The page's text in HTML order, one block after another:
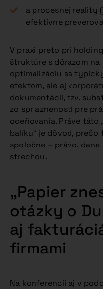
a procesnej reality
efektívne
V praxi preto pri
štruktúre s dôrazom
optimalizáciu sa
efektom, ale aj
dokumentácii, tzv.
zo spriaznenosti pre
oceňovania. Práve táto
balíku“ je dôvod, prečo
spoločne – právo,
strechou.
„Papier
otázky o
aj
firmami
Na konferencii aj v